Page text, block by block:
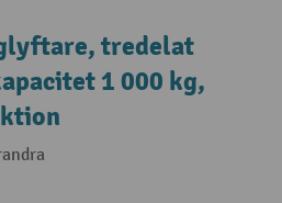
tredelat
1 000 kg,